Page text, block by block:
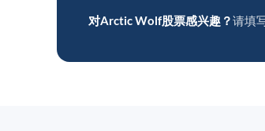
对Arctic Wolf股票感兴趣？请填